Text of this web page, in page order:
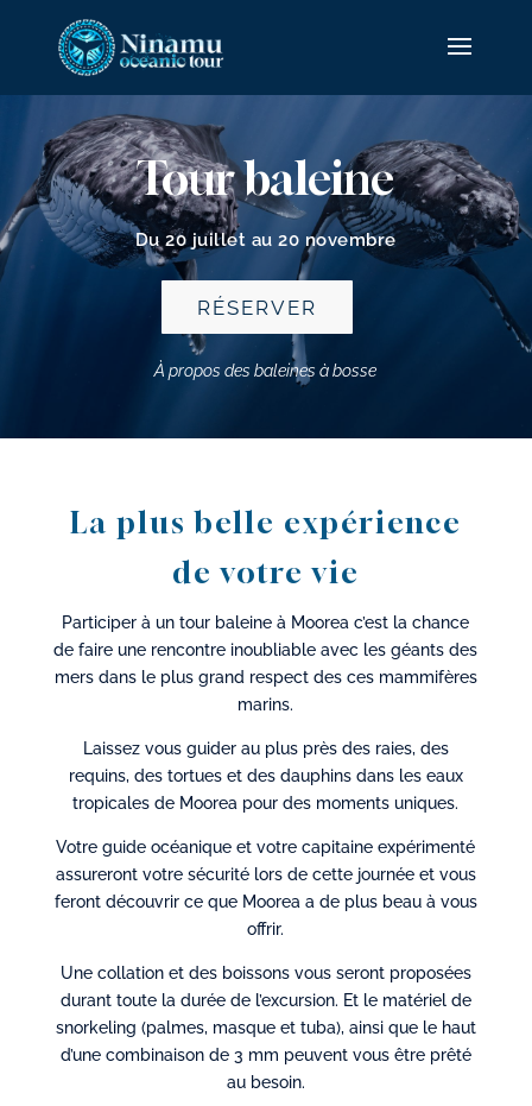
Tour baleine
Du 20 juillet au 20 novembre
RÉSERVER
À propos des baleines à bosse
La plus belle expérience
de votre vie
Participer à un tour baleine à Moorea c’est la chance
de faire une rencontre inoubliable avec les géants des
mers dans le plus grand respect des ces mammifères
marins.
Laissez vous guider au plus près des raies, des
requins, des tortues et des dauphins dans les eaux
tropicales de Moorea pour des moments uniques.
Votre guide océanique et votre capitaine expérimenté
assureront votre sécurité lors de cette journée et vous
feront découvrir ce que Moorea a de plus beau à vous
offrir.
Une collation et des boissons vous seront proposées
durant toute la durée de l’excursion. Et le matériel de
snorkeling (palmes, masque et tuba), ainsi que le haut
d’une combinaison de 3 mm peuvent vous être prêté
au besoin.